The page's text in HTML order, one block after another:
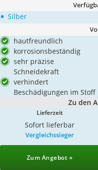
• Silber
hautfreundlich
korrosionsbeständig
sehr präzise
Schneidekraft
verhindert
Beschädigungen im Stoff
Zu den
Lieferzeit
Sofort lieferbar
Vergleichssieger
Zum Angebot »